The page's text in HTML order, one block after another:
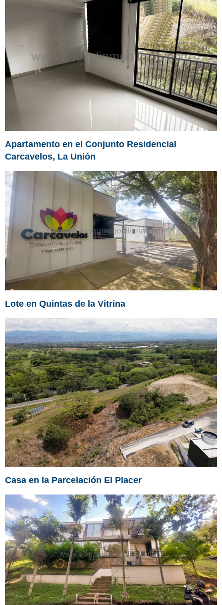
Apartamento en el Conjunto Residencial
Carcavelos, La Unión
Lote en Quintas de la Vitrina
Casa en la Parcelación El Placer